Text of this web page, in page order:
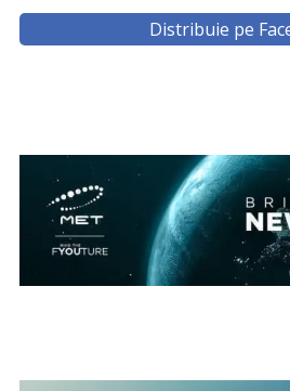
Distribuie pe